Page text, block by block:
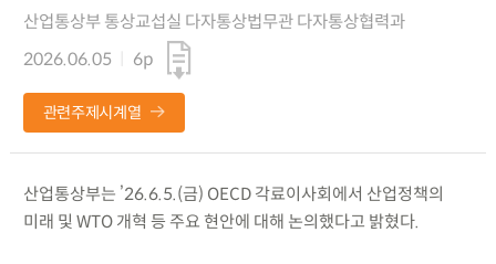
산업통상부 통상교섭실 다자통상법무관 다자통상협력과
2026.06.05
6p
관련주제시계열
산업통상부는 ’26.6.5.(금) OECD 각료이사회에서 산업정책의
미래 및 WTO 개혁 등 주요 현안에 대해 논의했다고 밝혔다.